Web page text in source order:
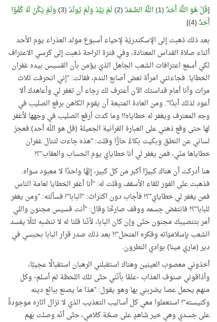
[قُلْ هُوَ اللَّهُ أَحَدٌ(1) اللَّهُ الصَّمَدُ(2) لَمْ يَلِدْ وَلَمْ يُولَدْ(3)
وَلَمْ يَكُنْ لَهُ كُفُوًا
أَحَدٌ(4)]
بعد ذلك ذهبت إلى الإسكندريّة لإحياء أسبوع مولد العذراء يوم الأحد
أثناء صلاة القداس المعتادة، وفي فترة الراحة ذهبت إلى كرسي الاعتراف
لكي أسمع اعترافات الشعب الجاهل الذي يؤمن بأن القسيس بيده غفران
الخطايا. فجاءتني امرأة تعض أصابع الندم، فقالت: "إني انحرفت ثلاث
مرات وأنا أمام قداستك الآن أعترف لك رجاء أن تغفر لي وأعاهدك ألا
أعود لذلك أبدًا". ومن العادة المتبعة أن يقوم الكاهن برفع الصليب في
وجه المعترف ويغفر له خطاياه!! وما كدت أرفع الصليب في وجهها لأغفر
لها حتى وقع ذهني على العبارة القرآنية الجميلة (قل هو الله أحد) فعجز
لساني عن النطق وبكيت بكاءً حارًّا وقلت: "هذه جاءت لتنال غفران
خطاياها منّي، فمن يغفر لي أنا خطاياي يوم الحساب والعقاب"؟!
هنا أدركت أن هناك كبيرًا أكبر من كل كبير، إلهًا واحدًا لا معبود سواه.
فذهبت على الفور للقاء الأسقف وقلت له: "أنا أغفر الخطايا لعامة الناس
فمن يغفر لي خطاياي"؟! فأجاب دون اكتراث: "البابا"! فسألته: "ومن يغفر
للبابا"؟! فانتفض جسمه ووقف صارخًا وقال: "أنت قسيس مجنون واللي
أمر بتنصيبك مجنون حتّى وإن كان البابا، لأنّنا قلنا له لا تنصّبه لئلّا يفسد
الشعب بإسلاميّاته وفكره المنحل"!! بعد ذلك صدر قرار البابا بحبسي في
دير (ماري مينا) بوادي النطرون.
أخذوني معصوب العينين وهناك استقبلني الرهبان استقبالًا عجيبًا،
وأذاقوني صنوف العذاب -علمًا بأنّني حتّى تلك اللحظة لم أسلم- وكل
منهم يحمل عصا يضربني بها وهو يقول: "هذا ما يصنع ببائع دينه
وكنيسته"! استعملوا معي كل أساليب التعذيب الذي لا تزال آثاره موجودةً
على جسدي وهي خير شاهدٍ على صحّة كلامي، حتّى أنّه وصلت بهم